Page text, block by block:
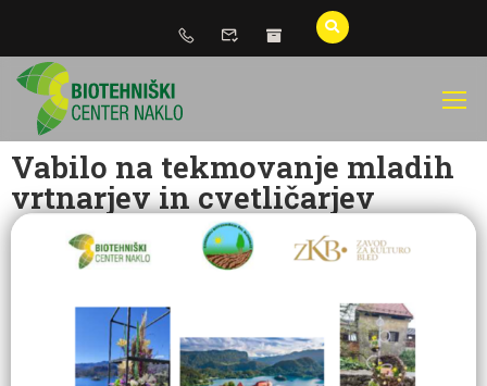
Vabilo na tekmovanje mladih
vrtnarjev in cvetličarjev